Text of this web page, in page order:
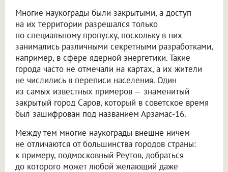
Многие наукограды были закрытыми, а доступ
на их территории разрешался только
по специальному пропуску, поскольку в них
занимались различными секретными разработками,
например, в сфере ядерной энергетики. Такие
города часто не отмечали на картах, а их жители
не числились в переписи населения. Один
из самых известных примеров — знаменитый
закрытый город Саров, который в советское время
был зашифрован под названием Арзамас-16.
Между тем многие наукограды внешне ничем
не отличаются от большинства городов страны:
к примеру, подмосковный Реутов, добраться
до которого может любой желающий даже